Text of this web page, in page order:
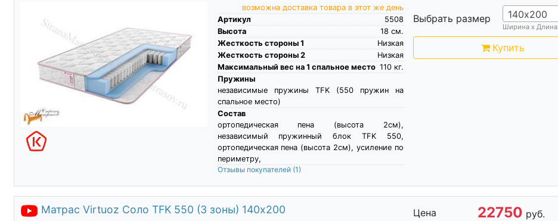
возможна доставка товара в этот же день
Артикул
5508
Высота
см.
18
Жесткость стороны 1
Низкая
Жесткость стороны 2
Низкая
Максимальный вес на 1 спальное место
кг.
110
Пружины
независимые пружины TFK (550 пружин на
спальное место)
Состав
ортопедическая пена (высота 2см),
независимый пружинный блок TFK 550,
ортопедическая пена (высота 2см), усиление по
периметру,
Отзывы покупателей (1)
Выбрать размер 140х200
Ширина х Длина
Купить
Матрас Virtuoz Соло TFK 550 (3 зоны) 140х200 Цена 22750 руб.